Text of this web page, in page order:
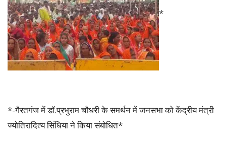
*
*-गैरतगंज में डॉ.प्रभुराम चौधरी के समर्थन में जनसभा को केंद्रीय मंत्री
ज्योतिरादित्य सिंधिया ने किया संबोधित*